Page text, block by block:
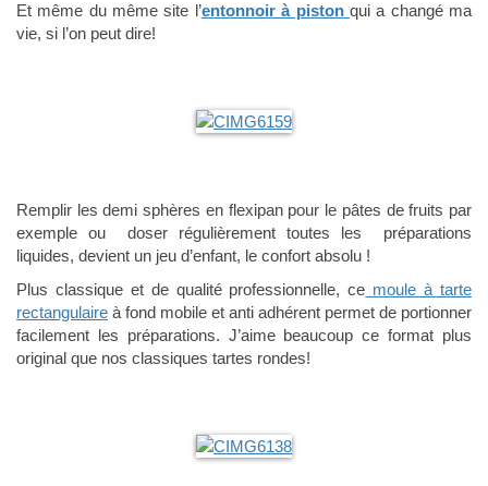
Et même du même site l’entonnoir à piston qui a changé ma
vie, si l’on peut dire!
Remplir les demi sphères en flexipan pour le pâtes de fruits par
exemple ou doser régulièrement toutes les préparations
liquides, devient un jeu d’enfant, le confort absolu !
Plus classique et de qualité professionnelle, ce moule à tarte
rectangulaire à fond mobile et anti adhérent permet de portionner
facilement les préparations. J’aime beaucoup ce format plus
original que nos classiques tartes rondes!